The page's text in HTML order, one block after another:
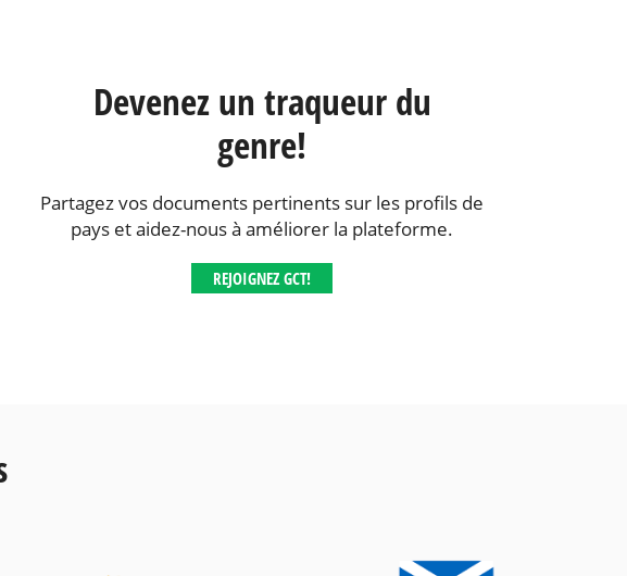
Devenez un traqueur du
genre!
Partagez vos documents pertinents sur les profils de
pays et aidez-nous à améliorer la plateforme.
REJOIGNEZ GCT!